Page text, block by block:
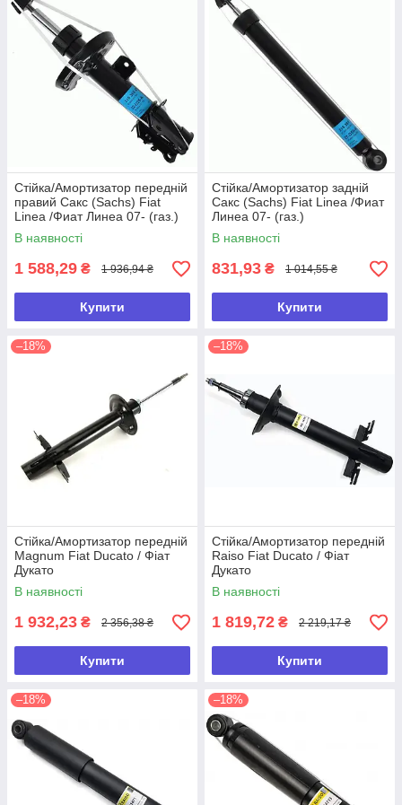
Стійка/Амортизатор передній
правий Сакс (Sachs) Fiat
Linea /Фиат Линеа 07- (газ.)
В наявності
1 588,29 ₴ 1 936,94 ₴
Купити
Стійка/Амортизатор задній
Сакс (Sachs) Fiat Linea /Фиат
Линеа 07- (газ.)
В наявності
831,93 ₴ 1 014,55 ₴
Купити
–18%
Стійка/Амортизатор передній
Magnum Fiat Ducato / Фіат
Дукато
В наявності
1 932,23 ₴ 2 356,38 ₴
Купити
–18%
Стійка/Амортизатор передній
Raiso Fiat Ducato / Фіат
Дукато
В наявності
1 819,72 ₴ 2 219,17 ₴
Купити
–18% –18%